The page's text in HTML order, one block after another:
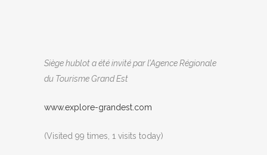
Siège hublot a été invité par l’Agence Régionale
du Tourisme Grand Est
www.explore-grandest.com
(Visited 99 times, 1 visits today)